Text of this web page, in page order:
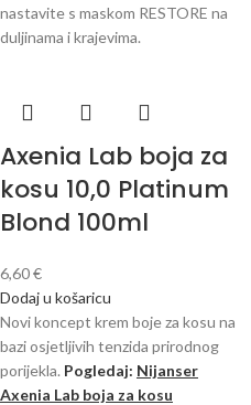
nastavite s maskom RESTORE na
duljinama i krajevima.
Axenia Lab boja za
kosu 10,0 Platinum
Blond 100ml
6,60€
Dodaj u košaricu
Novi koncept krem ​​boje za kosu na
bazi osjetljivih tenzida prirodnog
porijekla. Pogledaj: Nijanser
Axenia Lab boja za kosu